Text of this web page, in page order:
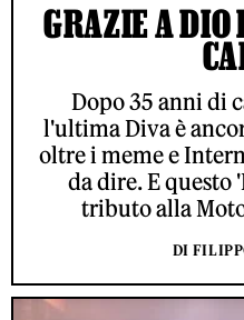
GRAZIE A DIO
Dopo 35 anni di
l'ultima Diva è
oltre i meme e
da dire. E questo
tributo alla
DI